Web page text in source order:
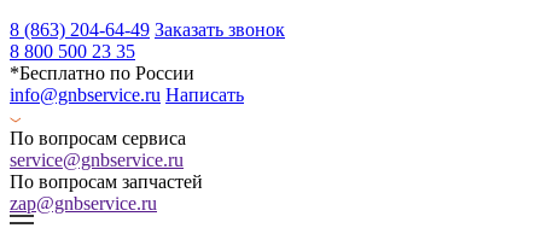
8 (863) 204-64-49 Заказать звонок
8 800 500 23 35
*Бесплатно по России
info@gnbservice.ru Написать
По вопросам сервиса
service@gnbservice.ru
По вопросам запчастей
zap@gnbservice.ru